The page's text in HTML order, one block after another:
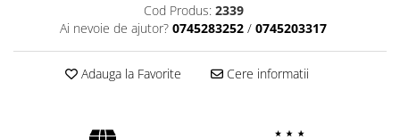
Etansanti Auto
Solutii curatare componente
Spray frane/ambreiaj
Cod Produs: 2339
Ai nevoie de ajutor? 0745283252 / 0745203317
Adauga la Favorite Cere informatii